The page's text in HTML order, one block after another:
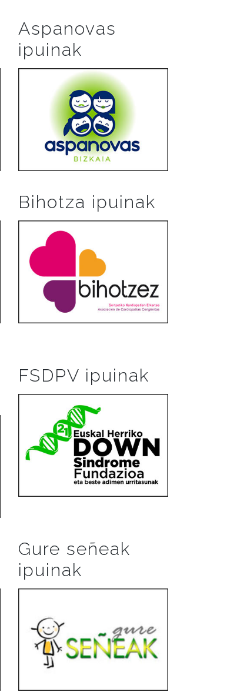
Aspanovas
ipuinak
Bihotza ipuinak
FSDPV ipuinak
Gure señeak
ipuinak